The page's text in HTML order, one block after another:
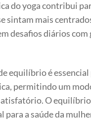
do yoga contribui
sintam mais
desafios diários com
equilíbrio é essencial
permitindo um
O
para a saúde da